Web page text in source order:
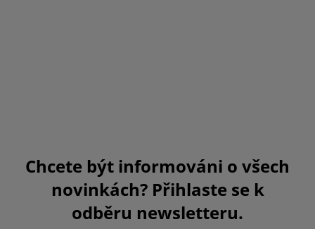
Chcete být informováni o všech
novinkách? Přihlaste se k
odběru newsletteru.